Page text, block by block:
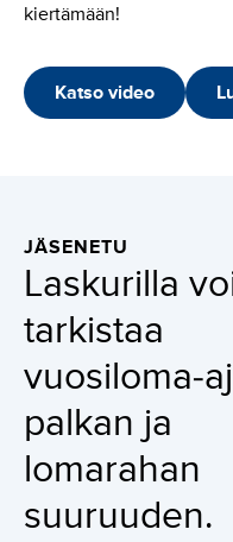
kiertämään!
Katso video
JÄSENETU
Laskurilla
tarkistaa
vuosiloma-
palkan ja
lomarahan
suuruuden.